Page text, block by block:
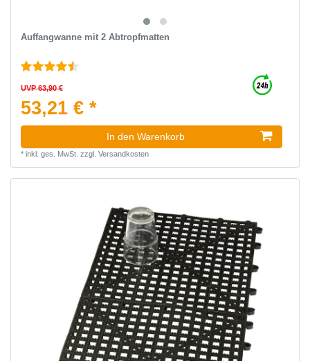
Auffangwanne mit 2 Abtropfmatten
UVP 63,90 €
53,21 € *
In den Warenkorb
* inkl. ges. MwSt. zzgl. Versandkosten